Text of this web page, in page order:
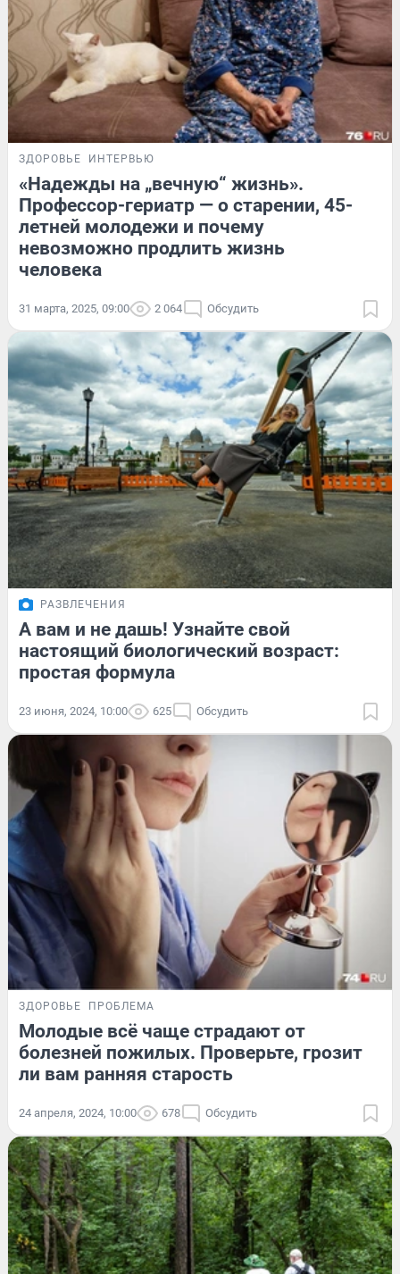
ЗДОРОВЬЕ ИНТЕРВЬЮ
«Надежды на „вечную“ жизнь».
Профессор-гериатр — о старении, 45-
летней молодежи и почему
невозможно продлить жизнь
человека
31 марта, 2025, 09:00 2 064 Обсудить
РАЗВЛЕЧЕНИЯ
А вам и не дашь! Узнайте свой
настоящий биологический возраст:
простая формула
23 июня, 2024, 10:00 625 Обсудить
ЗДОРОВЬЕ ПРОБЛЕМА
Молодые всё чаще страдают от
болезней пожилых. Проверьте, грозит
ли вам ранняя старость
24 апреля, 2024, 10:00 678 Обсудить